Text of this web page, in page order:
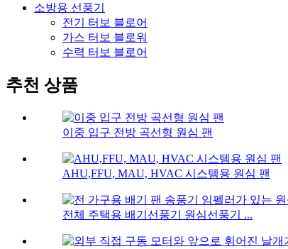
소방용 선풍기
전기 터보 블로어
가스 터보 블로워
수력 터보 블로어
추천 상품
이중 입구 전방 곡선형 원심 팬
AHU,FFU, MAU, HVAC 시스템용 원심 팬
전체 주택용 배기선풍기 원심선풍기 ...